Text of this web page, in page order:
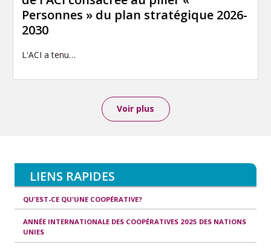
Personnes » du plan stratégique 2026-
2030
L'ACI a tenu…
Voir plus
LIENS RAPIDES
QU'EST-CE QU'UNE COOPÉRATIVE?
ANNÉE INTERNATIONALE DES COOPÉRATIVES 2025 DES NATIONS
UNIES